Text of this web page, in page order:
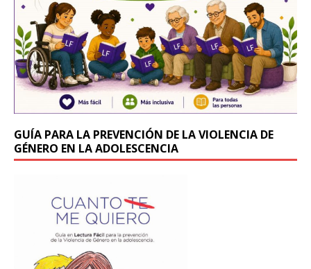
k
GUÍA PARA LA PREVENCIÓN DE LA VIOLENCIA DE
GÉNERO EN LA ADOLESCENCIA